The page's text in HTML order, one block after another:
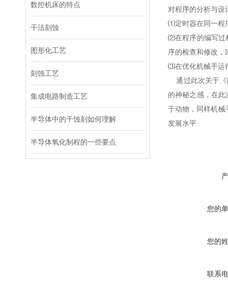
数控机床的特点
干法刻蚀
图形化工艺
刻蚀工艺
集成电路制造工艺
半导体中的干蚀刻如何理解
半导体氧化制程的一些要点
对程序的分析与设
⑴定时器在同一程
⑵在程序的编写过
序的检查和修改
⑶在优化机械手运
通过此次关于《
的神秘之感，在
于动物，同样机械
发展水平
您的
您的
联系